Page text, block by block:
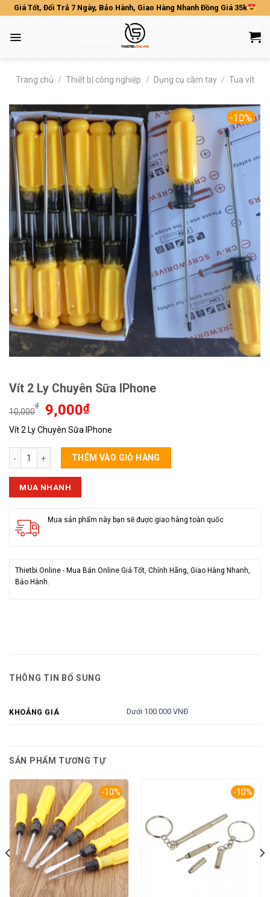
Skip
content
Giá Tốt, Đổi Trả 7 Ngày, Bảo Hành, Giao Hàng Nhanh Đồng Giá 35k
Trang chủ / Thiết bị công nghiệp / Dụng cụ cầm tay / Tua vít
-10%
Vít 2 Ly Chuyên Sữa IPhone
10,000
₫
Giá
gốc
là:
10,000₫.
9,000₫Giá
tại
là:
9,000₫.
Vít 2 Ly Chuyên Sữa IPhone
Vít 2 Ly Chuyên Sữa IPhone số lượng
THÊM VÀO GIỎ HÀNG
MUA NHANH
Mua sản phẩm này bạn sẽ được giao hàng toàn quốc
Thietbi.Online - Mua Bán Online Giá Tốt, Chính Hãng, Giao Hàng Nhanh,
Bảo Hành.
THÔNG TIN BỔ SUNG
KHOẢNG GIÁ Dưới 100.000 VNĐ
SẢN PHẨM TƯƠNG TỰ
-10% -10%